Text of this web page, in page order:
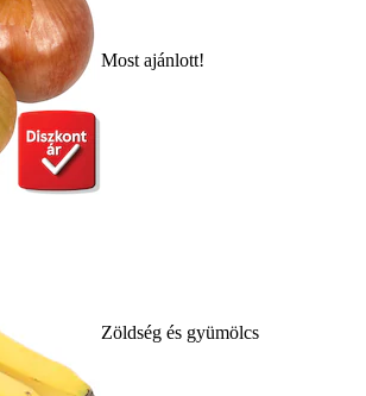
Most ajánlott!
Zöldség és gyümölcs